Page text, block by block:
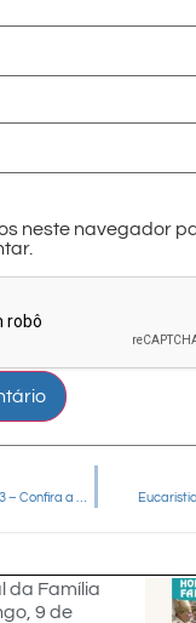
neste navegador
CORPUS CHRISTI 2023 – Confira a programação
da Família
9 de